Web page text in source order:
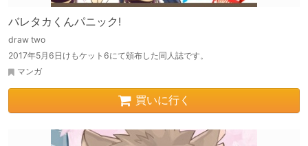
バレタカくんパニック!
draw two
2017年5月6日けもケット6にて頒布した同人誌です。
マンガ
買いに行く